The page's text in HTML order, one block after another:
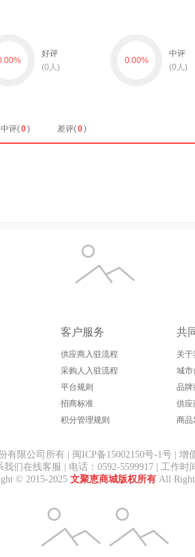
%
好评
(0 人)
0.00%
中评
(0 人)
中评(0) 差评(0)
客户服务
供应商入驻流程
采购人入驻流程
平台规则
招商标准
积分管理规则
共
关于
城市
品牌
供应
商品
限公司所有 | 闽ICP备15002150号-1号 | 增
们在线客服 | 电话：0592-5599917 | 工作时
© 2015-2025 文聚恵商城版权所有 All